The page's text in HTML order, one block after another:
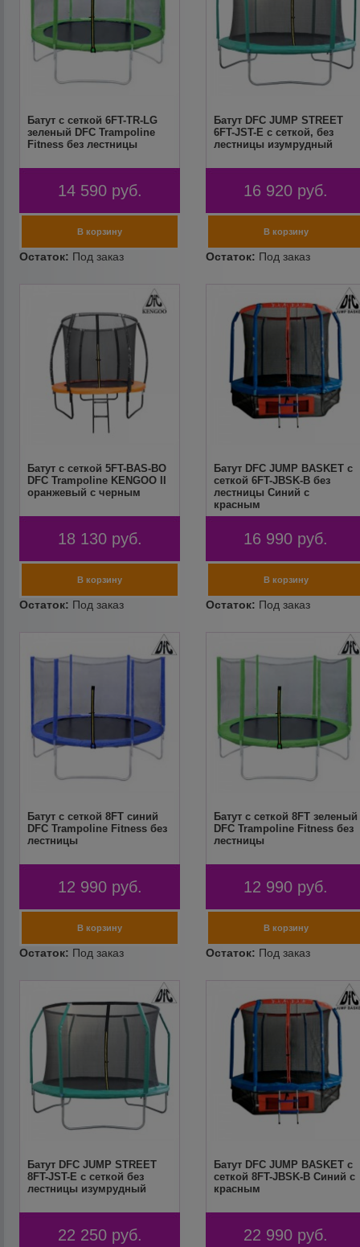
Батут с сеткой 6FT-TR-LG
зеленый DFC Trampoline
Fitness без лестницы
14 590 руб.
Батут DFC JUMP STREET
6FT-JST-E c сеткой, без
лестницы изумрудный
16 920 руб.
Батут с сеткой 5FT-BAS-BO
DFC Trampoline KENGOO II
оранжевый с черным
18 130 руб.
Батут DFC JUMP BASKET с
сеткой 6FT-JBSK-B без
лестницы Синий с
красным
16 990 руб.
Батут с сеткой 8FT синий
DFC Trampoline Fitness без
лестницы
12 990 руб.
Батут с сеткой 8FT зеленый
DFC Trampoline Fitness без
лестницы
12 990 руб.
Батут DFC JUMP STREET
8FT-JST-E c сеткой без
лестницы изумрудный
22 250 руб.
Батут DFC JUMP BASKET с
сеткой 8FT-JBSK-B Синий с
красным
22 990 руб.